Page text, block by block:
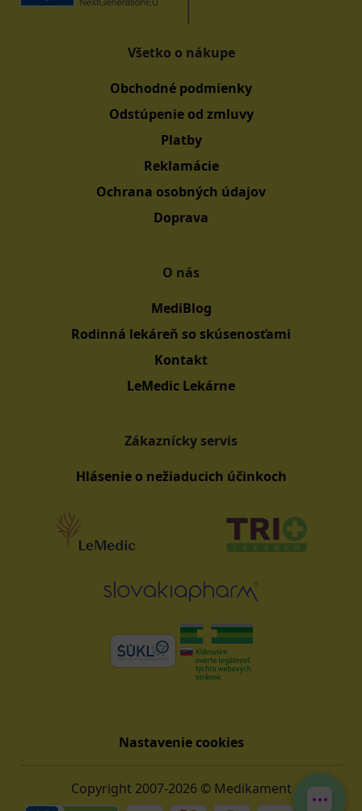
Všetko o nákupe
Obchodné podmienky
Odstúpenie od zmluvy
Platby
Reklamácie
Ochrana osobných údajov
Doprava
O nás
MediBlog
Rodinná lekáreň so skúsenosťami
Kontakt
LeMedic Lekárne
Zákaznícky servis
Hlásenie o nežiaducich účinkoch
Nastavenie cookies
Copyright 2007-2026 © Medikament